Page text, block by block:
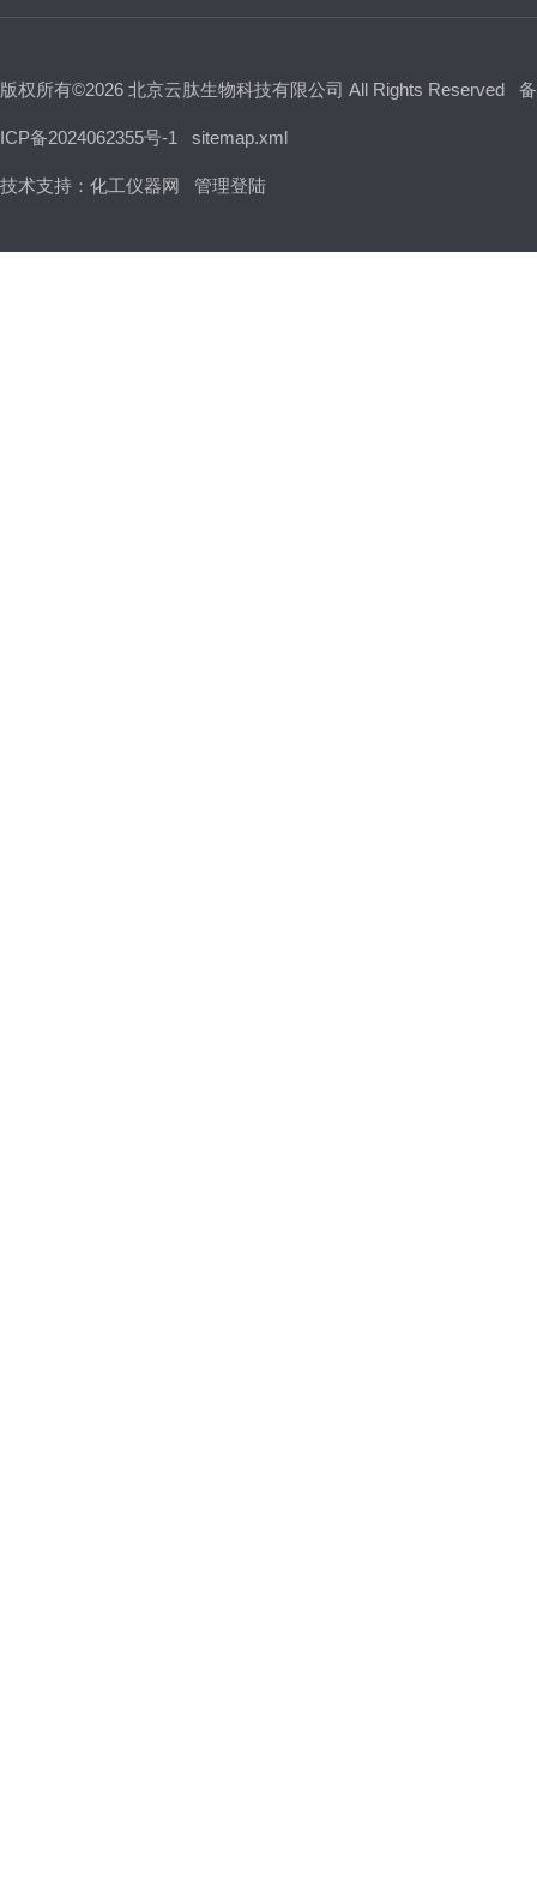
版权所有©2026 北京云肽生物科技有限公司 All Rights Reserved
ICP备2024062355号-1 sitemap.xml
技术支持： 化工仪器网 管理登陆